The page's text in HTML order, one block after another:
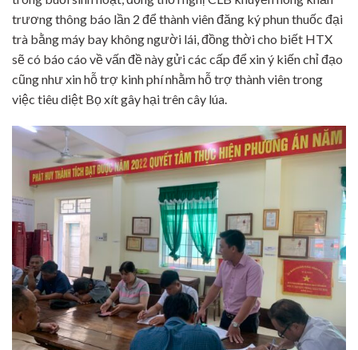
trương thông báo lần 2 để thành viên đăng ký phun thuốc đại
trà bằng máy bay không người lái, đồng thời cho biết HTX
sẽ có báo cáo về vấn đề này gửi các cấp để xin ý kiến chỉ đạo
cũng như xin hỗ trợ kinh phí nhằm hỗ trợ thành viên trong
việc tiêu diệt Bọ xít gây hại trên cây lúa.